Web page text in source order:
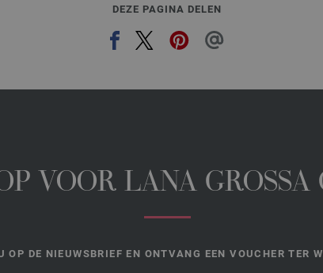
DEZE PAGINA DELEN
VOOR LANA
OP DE NIEUWSBRIEF EN ONTVANG EEN VOUCHER TER